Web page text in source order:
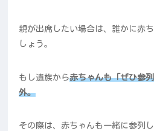
親が出席したい場合は、誰かに赤
しょう。
もし遺族から赤ちゃんも「ぜひ参
外。
その際は、赤ちゃんも一緒に参列し